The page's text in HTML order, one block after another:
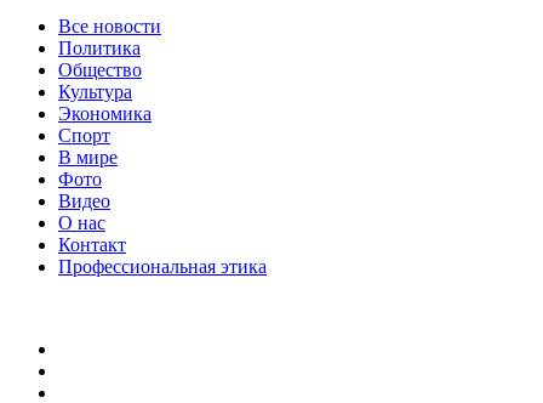
Все новости
Политика
Общество
Культура
Экономика
Спорт
В мире
Фото
Видео
О нас
Контакт
Профессиональная этика